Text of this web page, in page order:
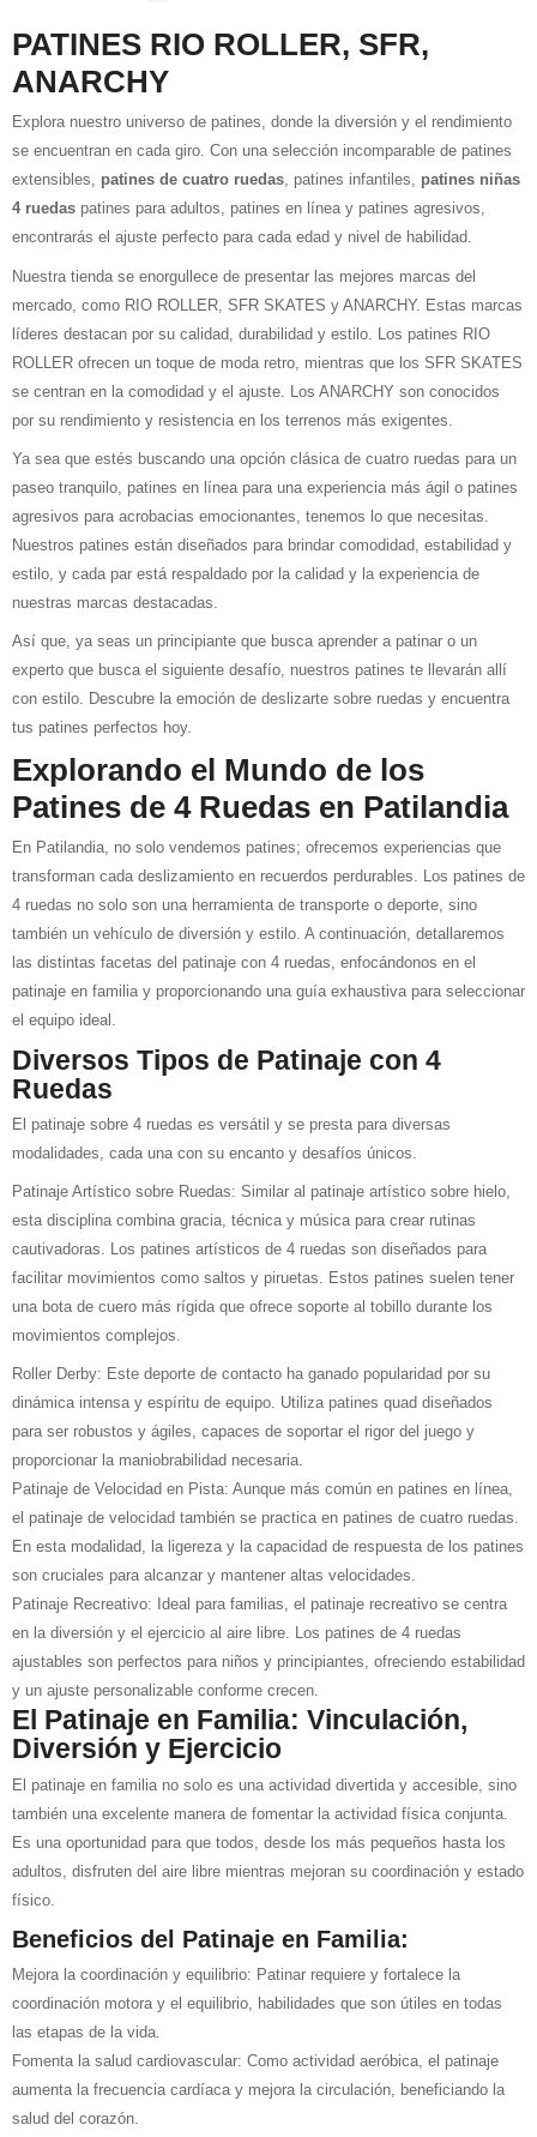
PATINES RIO ROLLER, SFR,
ANARCHY
Explora nuestro universo de patines, donde la diversión y el rendimiento
se encuentran en cada giro. Con una selección incomparable de patines
extensibles, patines de cuatro ruedas, patines infantiles, patines niñas
4 ruedas patines para adultos, patines en línea y patines agresivos,
encontrarás el ajuste perfecto para cada edad y nivel de habilidad.
Nuestra tienda se enorgullece de presentar las mejores marcas del
mercado, como RIO ROLLER, SFR SKATES y ANARCHY. Estas marcas
líderes destacan por su calidad, durabilidad y estilo. Los patines RIO
ROLLER ofrecen un toque de moda retro, mientras que los SFR SKATES
se centran en la comodidad y el ajuste. Los ANARCHY son conocidos
por su rendimiento y resistencia en los terrenos más exigentes.
Ya sea que estés buscando una opción clásica de cuatro ruedas para un
paseo tranquilo, patines en línea para una experiencia más ágil o patines
agresivos para acrobacias emocionantes, tenemos lo que necesitas.
Nuestros patines están diseñados para brindar comodidad, estabilidad y
estilo, y cada par está respaldado por la calidad y la experiencia de
nuestras marcas destacadas.
Así que, ya seas un principiante que busca aprender a patinar o un
experto que busca el siguiente desafío, nuestros patines te llevarán allí
con estilo. Descubre la emoción de deslizarte sobre ruedas y encuentra
tus patines perfectos hoy.
Explorando el Mundo de los
Patines de 4 Ruedas en Patilandia
En Patilandia, no solo vendemos patines; ofrecemos experiencias que
transforman cada deslizamiento en recuerdos perdurables. Los patines de
4 ruedas no solo son una herramienta de transporte o deporte, sino
también un vehículo de diversión y estilo. A continuación, detallaremos
las distintas facetas del patinaje con 4 ruedas, enfocándonos en el
patinaje en familia y proporcionando una guía exhaustiva para seleccionar
el equipo ideal.
Diversos Tipos de Patinaje con 4
Ruedas
El patinaje sobre 4 ruedas es versátil y se presta para diversas
modalidades, cada una con su encanto y desafíos únicos.
Patinaje Artístico sobre Ruedas: Similar al patinaje artístico sobre hielo,
esta disciplina combina gracia, técnica y música para crear rutinas
cautivadoras. Los patines artísticos de 4 ruedas son diseñados para
facilitar movimientos como saltos y piruetas. Estos patines suelen tener
una bota de cuero más rígida que ofrece soporte al tobillo durante los
movimientos complejos.
Roller Derby: Este deporte de contacto ha ganado popularidad por su
dinámica intensa y espíritu de equipo. Utiliza patines quad diseñados
para ser robustos y ágiles, capaces de soportar el rigor del juego y
proporcionar la maniobrabilidad necesaria.
Patinaje de Velocidad en Pista: Aunque más común en patines en línea,
el patinaje de velocidad también se practica en patines de cuatro ruedas.
En esta modalidad, la ligereza y la capacidad de respuesta de los patines
son cruciales para alcanzar y mantener altas velocidades.
Patinaje Recreativo: Ideal para familias, el patinaje recreativo se centra
en la diversión y el ejercicio al aire libre. Los patines de 4 ruedas
ajustables son perfectos para niños y principiantes, ofreciendo estabilidad
y un ajuste personalizable conforme crecen.
El Patinaje en Familia: Vinculación,
Diversión y Ejercicio
El patinaje en familia no solo es una actividad divertida y accesible, sino
también una excelente manera de fomentar la actividad física conjunta.
Es una oportunidad para que todos, desde los más pequeños hasta los
adultos, disfruten del aire libre mientras mejoran su coordinación y estado
físico.
Beneficios del Patinaje en Familia:
Mejora la coordinación y equilibrio: Patinar requiere y fortalece la
coordinación motora y el equilibrio, habilidades que son útiles en todas
las etapas de la vida.
Fomenta la salud cardiovascular: Como actividad aeróbica, el patinaje
aumenta la frecuencia cardíaca y mejora la circulación, beneficiando la
salud del corazón.